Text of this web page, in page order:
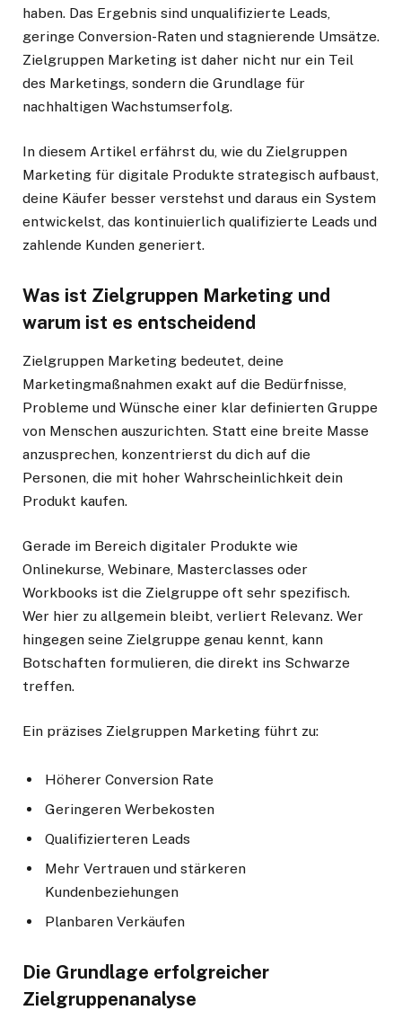
haben. Das Ergebnis sind unqualifizierte Leads,
geringe Conversion-Raten und stagnierende Umsätze.
Zielgruppen Marketing ist daher nicht nur ein Teil
des Marketings, sondern die Grundlage für
nachhaltigen Wachstumserfolg.
In diesem Artikel erfährst du, wie du Zielgruppen
Marketing für digitale Produkte strategisch aufbaust,
deine Käufer besser verstehst und daraus ein System
entwickelst, das kontinuierlich qualifizierte Leads und
zahlende Kunden generiert.
Was ist Zielgruppen Marketing und
warum ist es entscheidend
Zielgruppen Marketing bedeutet, deine
Marketingmaßnahmen exakt auf die Bedürfnisse,
Probleme und Wünsche einer klar definierten Gruppe
von Menschen auszurichten. Statt eine breite Masse
anzusprechen, konzentrierst du dich auf die
Personen, die mit hoher Wahrscheinlichkeit dein
Produkt kaufen.
Gerade im Bereich digitaler Produkte wie
Onlinekurse, Webinare, Masterclasses oder
Workbooks ist die Zielgruppe oft sehr spezifisch.
Wer hier zu allgemein bleibt, verliert Relevanz. Wer
hingegen seine Zielgruppe genau kennt, kann
Botschaften formulieren, die direkt ins Schwarze
treffen.
Ein präzises Zielgruppen Marketing führt zu:
Höherer Conversion Rate
Geringeren Werbekosten
Qualifizierteren Leads
Mehr Vertrauen und stärkeren
Kundenbeziehungen
Planbaren Verkäufen
Die Grundlage erfolgreicher
Zielgruppenanalyse